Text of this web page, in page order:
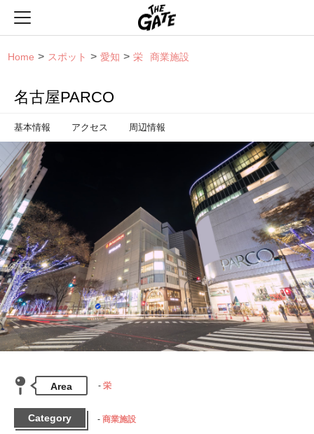
Home スポット 愛知 栄 商業施設
名古屋PARCO
基本情報 アクセス 周辺情報
Area 栄
Category 商業施設